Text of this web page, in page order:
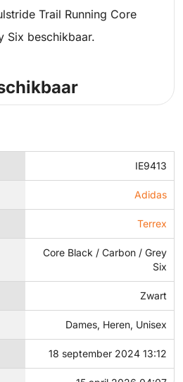
Trail Running Core
Six beschikbaar.
IE9413
Adidas
Terrex
Core Black / Carbon / Grey
Six
Zwart
Dames, Heren, Unisex
18 september 2024 13:12